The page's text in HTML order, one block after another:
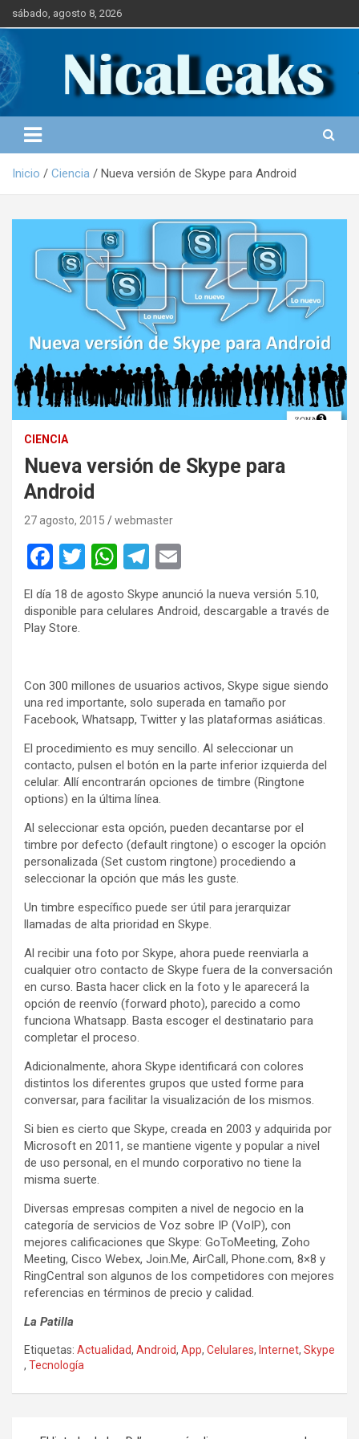
a
l
t
a
r
a
t
sábado, agosto 8, 2026
NICALEAKS
Portal de Noticias
Inicio Ciencia Nueva versión de Skype para Android
CIENCIA
Nueva versión de Skype para
Android
27 agosto, 2015 webmaster
F
a
ce
b
o
k
T
tt
W
h
at
p
p
T
e
m
m
ail
El día 18 de agosto Skype anunció la nueva versión 5.10,
disponible para celulares Android, descargable a través de
Play Store.
Con 300 millones de usuarios activos, Skype sigue siendo
una red importante, solo superada en tamaño por
Facebook, Whatsapp, Twitter y las plataformas asiáticas.
El procedimiento es muy sencillo. Al seleccionar un
contacto, pulsen el botón en la parte inferior izquierda del
celular. Allí encontrarán opciones de timbre (Ringtone
options) en la última línea.
Al seleccionar esta opción, pueden decantarse por el
timbre por defecto (default ringtone) o escoger la opción
personalizada (Set custom ringtone) procediendo a
seleccionar la opción que más les guste.
Un timbre específico puede ser útil para jerarquizar
llamadas de alta prioridad en Skype.
Al recibir una foto por Skype, ahora puede reenviarla a
cualquier otro contacto de Skype fuera de la conversación
en curso. Basta hacer click en la foto y le aparecerá la
opción de reenvío (forward photo), parecido a como
funciona Whatsapp. Basta escoger el destinatario para
completar el proceso.
Adicionalmente, ahora Skype identificará con colores
distintos los diferentes grupos que usted forme para
conversar, para facilitar la visualización de los mismos.
Si bien es cierto que Skype, creada en 2003 y adquirida por
Microsoft en 2011, se mantiene vigente y popular a nivel
de uso personal, en el mundo corporativo no tiene la
misma suerte.
Diversas empresas compiten a nivel de negocio en la
categoría de servicios de Voz sobre IP (VoIP), con
mejores calificaciones que Skype: GoToMeeting, Zoho
Meeting, Cisco Webex, Join.Me, AirCall, Phone.com, 8×8 y
RingCentral son algunos de los competidores con mejores
referencias en términos de precio y calidad.
La Patilla
Etiquetas: Actualidad, Android, App, Celulares, Internet, Skype
, Tecnología